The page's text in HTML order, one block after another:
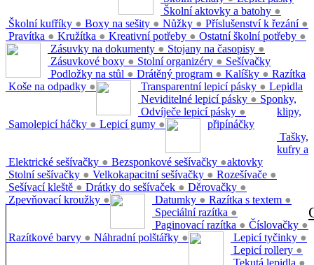
Školní aktovky a batohy ●
Školní kufříky ● Boxy na sešity ● Nůžky ● Příslušenství k řezání ●
Pravítka ● Kružítka ● Kreativní potřeby ● Ostatní školní potřeby ●
Zásuvky na dokumenty ● Stojany na časopisy ●
Zásuvkové boxy ● Stolní organizéry ●
Podložky na stůl ● Drátěný program ● Kalíšky ●
Koše na odpadky ● Transparentní lepicí pásky ●
Neviditelné lepicí pásky ●
Odvíječe lepicí pásky ●
Samolepicí háčky ● Lepicí gumy ●
Sešívačky
Elektrické sešívačky ● Bezsponkové sešívačky ●
Stolní sešívačky ● Velkokapacitní sešívačky ● Rozešívače ●
Sešívací kleště ● Drátky do sešívaček ● Děrovačky ●
Zpevňovací kroužky ●
Razítka
Datumky ● Razítka s textem ●
Speciální razítka ●
Paginovací razítka ● Číslovačky ●
Razítkové barvy ● Náhradní polštářky ●
Lepidla
Lepicí tyčinky ●
Lepicí rollery ●
Tekutá lepidla ●
Sponky,
klipy,
připínáčky
Tašky,
kufry a
aktovky